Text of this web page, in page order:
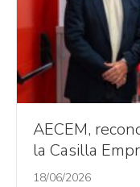
AECEM,
la Casilla
18/06/2026